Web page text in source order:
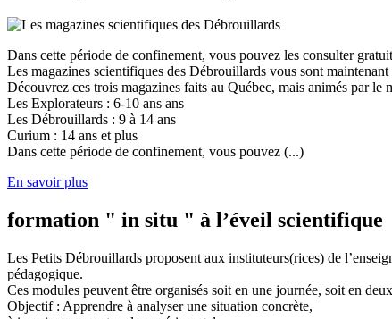
Dans cette période de confinement, vous pouvez les consulter
Les magazines scientifiques des Débrouillards vous sont
Découvrez ces trois magazines faits au Québec, mais animés par
Les Explorateurs : 6-10 ans ans
Les Débrouillards : 9 à 14 ans
Curium : 14 ans et plus
Dans cette période de confinement, vous pouvez (...)
En savoir plus
formation " in situ " à l’éveil scientifique
Les Petits Débrouillards proposent aux instituteurs(rices) de
pédagogique.
Ces modules peuvent être organisés soit en une journée, soit en
Objectif : Apprendre à analyser une situation concrète,